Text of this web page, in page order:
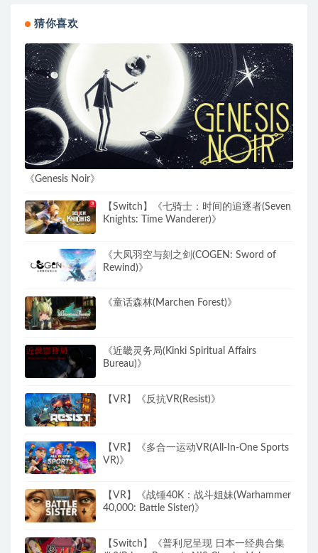
猜你喜欢
《Genesis Noir》
【Switch】《七骑士：时间的追逐者(Seven
Knights: Time Wanderer)》
《大凤羽空与刻之剑(COGEN: Sword of
Rewind)》
《童话森林(Marchen Forest)》
《近畿灵务局(Kinki Spiritual Affairs
Bureau)》
【VR】《反抗VR(Resist)》
【VR】《多合一运动VR(All-In-One Sports
VR)》
【VR】《战锤40K：战斗姐妹(Warhammer
40,000: Battle Sister)》
【Switch】《普利尼呈现 日本一经典合集